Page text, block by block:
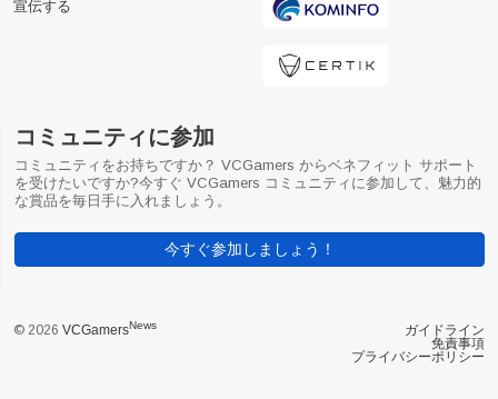
宣伝する
コミュニティに参加
コミュニティをお持ちですか？ VCGamers からベネフィット サポート
を受けたいですか?今すぐ VCGamers コミュニティに参加して、魅力的
な賞品を毎日手に入れましょう。
今すぐ参加しましょう！
© 2026 VCGamersNews
ガイドライン
免責事項
プライバシーポリシー